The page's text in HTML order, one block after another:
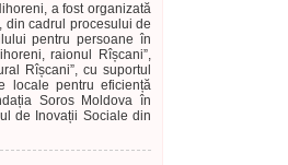
a fost organizată
din cadrul procesului de
pentru persoane în
raionul Rîșcani”,
Rîșcani”, cu suportul
locale pentru eficiență
Soros Moldova în
de Inovații Sociale din